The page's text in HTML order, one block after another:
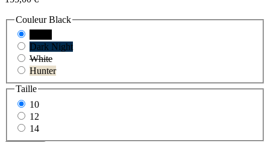
Couleur Black
Dark Night
White
Hunter
Taille
10
12
14